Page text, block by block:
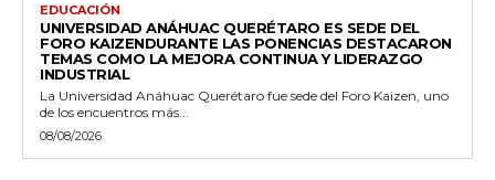
EDUCACIÓN
UNIVERSIDAD ANÁHUAC QUERÉTARO ES SEDE DEL
FORO KAIZENDURANTE LAS PONENCIAS DESTACARON
TEMAS COMO LA MEJORA CONTINUA Y LIDERAZGO
INDUSTRIAL
La Universidad Anáhuac Querétaro fue sede del Foro Kaizen, uno
de los encuentros más...
08/08/2026